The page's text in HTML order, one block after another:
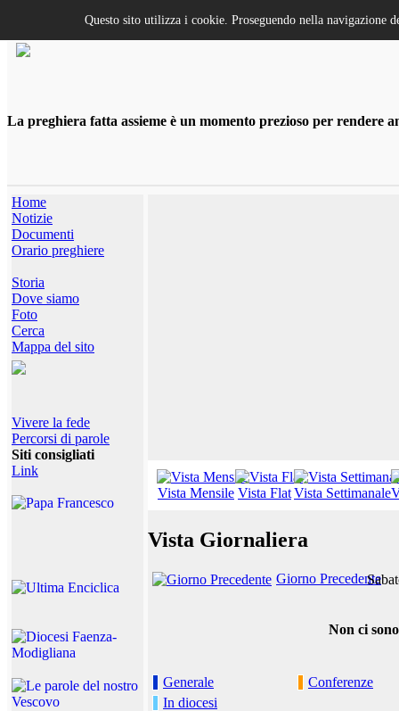
La preghiera fatta assieme è un momento prezioso per rendere
Home
Notizie
Documenti
Orario preghiere
Storia
Dove siamo
Foto
Cerca
Mappa del sito
Vivere la fede
Percorsi di parole
Siti consigliati
Link
Vista Mensile Vista FlatVista Settimanale
Vista Giornaliera
Giorno Precedente
Non ci
Generale
Conferenze
In diocesi
Questo sito utilizza i cookie. Proseguendo nella navigazione